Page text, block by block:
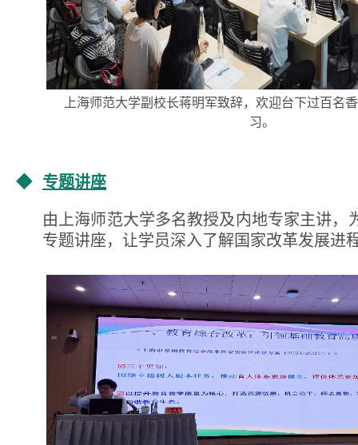
上海师范大学副校长蒋明军致辞，欢迎台下过百名
习。
◆ 专题讲座
由上海师范大学多名教授及内地专家主讲
专题讲座，让学员深入了解国家改革发展进